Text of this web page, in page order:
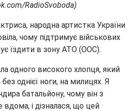
RadioSvoboda)
народна артистка України
чому підтримує військових
їздити в зону АТО (ООС).
одного високого хлопця, який
без однієї ноги, на милицях. Я
батальйону, чому він з
і дізналася, що цей